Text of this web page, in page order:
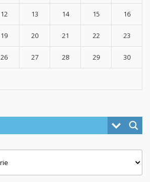
12 13 14 15 16
19 20 21 22 23
26 27 28 29 30